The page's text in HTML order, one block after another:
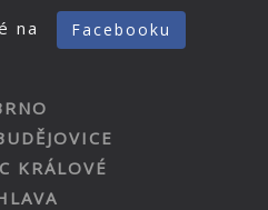
na Facebooku
KRÁLOVÉ